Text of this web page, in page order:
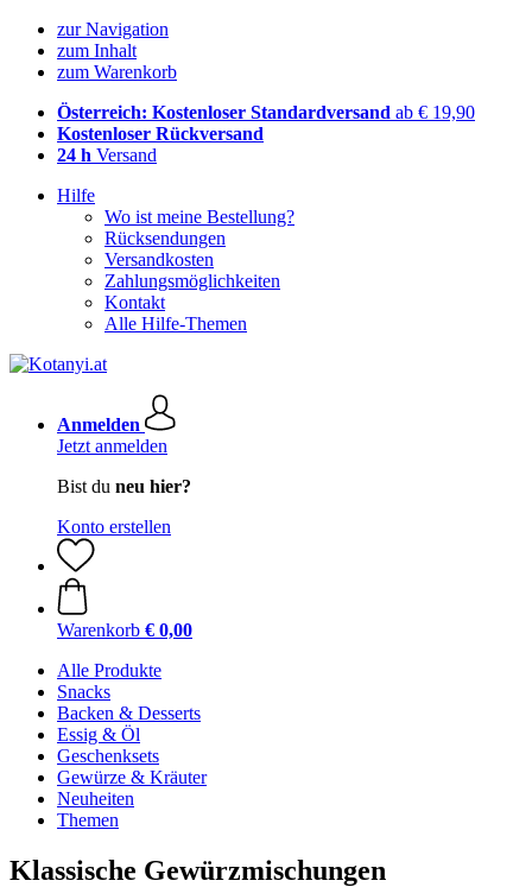
zur Navigation
zum Inhalt
zum Warenkorb
Österreich: Kostenloser Standardversand ab € 19,90
Kostenloser Rückversand
24 h Versand
Hilfe
Wo ist meine Bestellung?
Rücksendungen
Versandkosten
Zahlungsmöglichkeiten
Kontakt
Alle Hilfe-Themen
Anmelden
Jetzt anmelden
Bist du neu hier?
Konto erstellen
Warenkorb € 0,00
Alle Produkte
Snacks
Backen & Desserts
Essig & Öl
Geschenksets
Gewürze & Kräuter
Neuheiten
Themen
Klassische Gewürzmischungen